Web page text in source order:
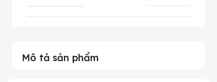
Mô tả sản phẩm